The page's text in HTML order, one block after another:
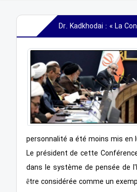
Dr. Kadkhodai : « La
personnalité a été moins mis en
Le président de cette
dans le système de pensée de
être considérée comme un